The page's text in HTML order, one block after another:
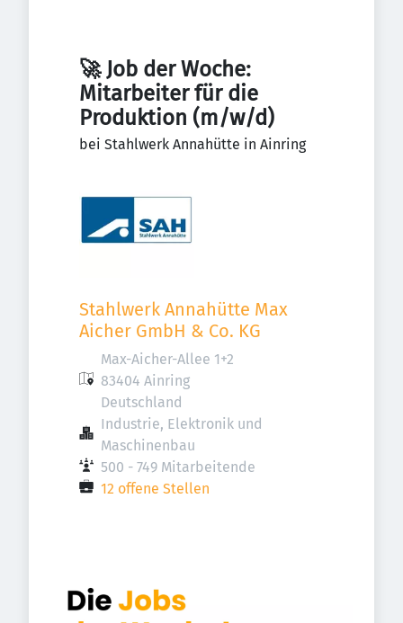
🚀 Job der Woche:
Mitarbeiter für die
Produktion (m/w/d)
bei Stahlwerk Annahütte in Ainring
Stahlwerk Annahütte Max
Aicher GmbH & Co. KG
Max-Aicher-Allee 1+2
83404 Ainring
Deutschland
Industrie, Elektronik und
Maschinenbau
500 - 749 Mitarbeitende
12 offene Stellen